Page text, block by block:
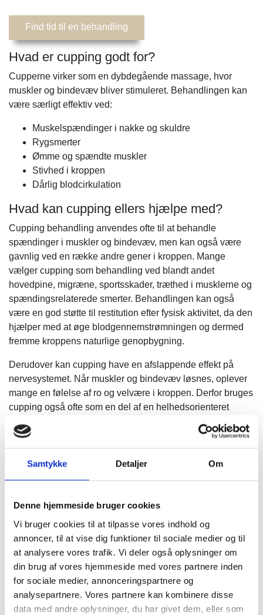
Samtykke Detaljer Om
Denne hjemmeside bruger cookies
Vi bruger cookies til at tilpasse vores indhold og
annoncer, til at vise dig funktioner til sociale medier og til
at analysere vores trafik. Vi deler også oplysninger om
din brug af vores hjemmeside med vores partnere inden
for sociale medier, annonceringspartnere og
analysepartnere. Vores partnere kan kombinere disse
data med andre oplysninger, du har givet dem, eller som
Find tid til en behandling
Hvad er cupping godt for?
Cupperne virker som en dybdegående massage, hvor
muskler og bindevæv bliver stimuleret. Behandlingen kan
være særligt effektiv ved:
Muskelspændinger i nakke og skuldre
Rygsmerter
Ømme og spændte muskler
Stivhed i kroppen
Dårlig blodcirkulation
Hvad kan cupping ellers hjælpe med?
Cupping behandling anvendes ofte til at behandle
spændinger i muskler og bindevæv, men kan også være
gavnlig ved en række andre gener i kroppen. Mange
vælger cupping som behandling ved blandt andet
hovedpine, migræne, sportsskader, træthed i musklerne og
spændingsrelaterede smerter. Behandlingen kan også
være en god støtte til restitution efter fysisk aktivitet, da den
hjælper med at øge blodgennemstrømningen og dermed
fremme kroppens naturlige genopbygning.
Derudover kan cupping have en afslappende effekt på
nervesystemet. Når muskler og bindevæv løsnes, oplever
mange en følelse af ro og velvære i kroppen. Derfor bruges
cupping også ofte som en del af en helhedsorienteret
skabe bedre balance i kroppen.
Få en tid til cupping